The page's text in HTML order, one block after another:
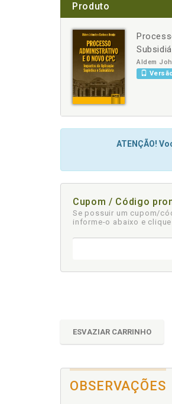
Produto
Aldem
ATENÇÃO!
Cupom / Código
Se possuir um cupom/
informe-o abaixo e
ESVAZIAR CARRINHO
OBSERVAÇÕES